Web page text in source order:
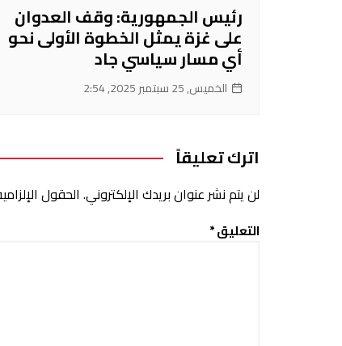
رئيس الجمهورية: وقف العدوان
على غزة يمثل الخطوة الأولى نحو
أي مسار سياسي جاد
الخميس, 25 سبتمبر 2025, 2:54
اترك تعليقاً
لن يتم نشر عنوان بريدك الإلكتروني.الحقول
التعليق*